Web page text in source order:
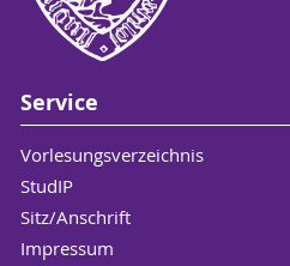
Service
Vorlesungsverzeichnis
StudIP
Sitz/Anschrift
Impressum